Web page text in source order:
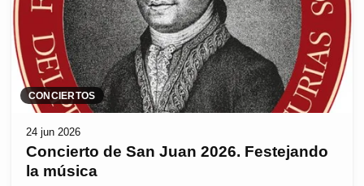
CONCIERTOS
24 jun 2026
Concierto de San Juan 2026. Festejando
la música